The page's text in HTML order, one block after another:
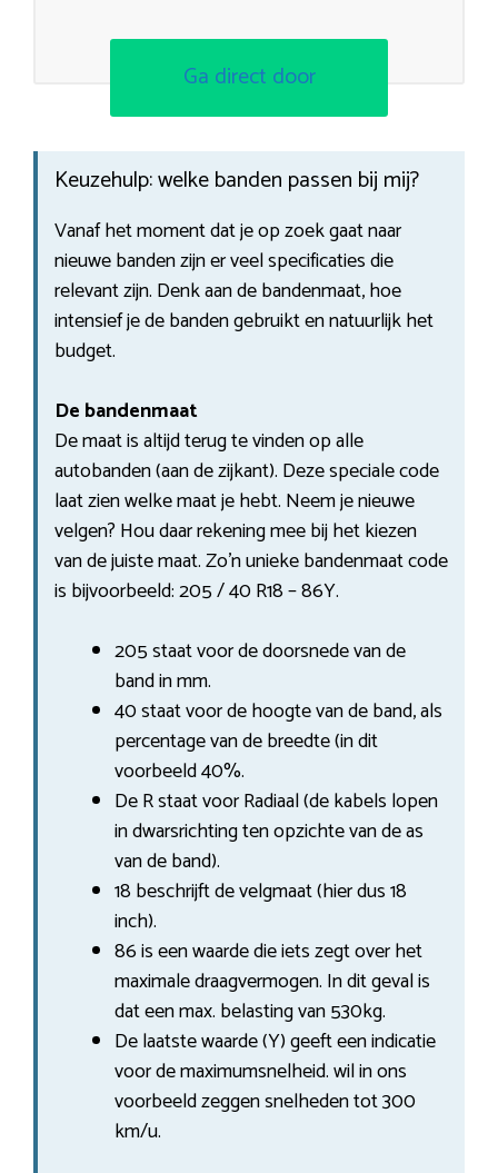
Ga direct door
Keuzehulp: welke banden passen bij mij?
Vanaf het moment dat je op zoek gaat naar
nieuwe banden zijn er veel specificaties die
relevant zijn. Denk aan de bandenmaat, hoe
intensief je de banden gebruikt en natuurlijk het
budget.
De bandenmaat
De maat is altijd terug te vinden op alle
autobanden (aan de zijkant). Deze speciale code
laat zien welke maat je hebt. Neem je nieuwe
velgen? Hou daar rekening mee bij het kiezen
van de juiste maat. Zo’n unieke bandenmaat code
is bijvoorbeeld: 205 / 40 R18 – 86Y.
205 staat voor de doorsnede van de
band in mm.
40 staat voor de hoogte van de band, als
percentage van de breedte (in dit
voorbeeld 40%.
De R staat voor Radiaal (de kabels lopen
in dwarsrichting ten opzichte van de as
van de band).
18 beschrijft de velgmaat (hier dus 18
inch).
86 is een waarde die iets zegt over het
maximale draagvermogen. In dit geval is
dat een max. belasting van 530kg.
De laatste waarde (Y) geeft een indicatie
voor de maximumsnelheid. wil in ons
voorbeeld zeggen snelheden tot 300
km/u.